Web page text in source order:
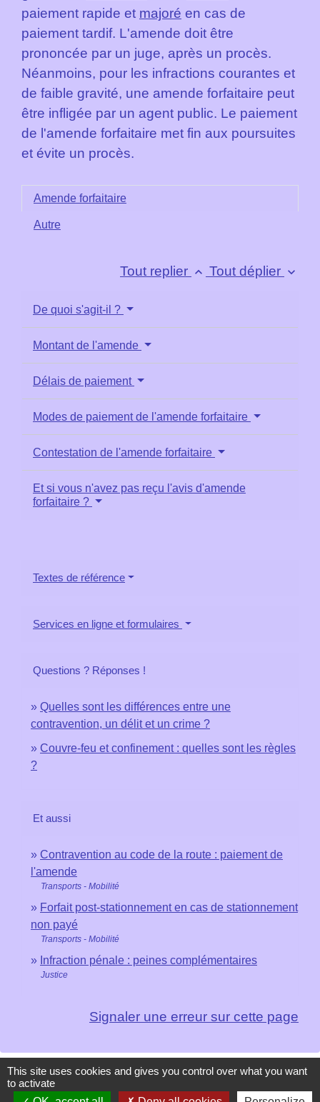
paiement rapide et majoré en cas de
paiement tardif. L'amende doit être
prononcée par un juge, après un procès.
Néanmoins, pour les infractions courantes et
de faible gravité, une amende forfaitaire peut
être infligée par un agent public. Le paiement
de l'amende forfaitaire met fin aux poursuites
et évite un procès.
Amende forfaitaire
Autre
Tout replier keyboard_arrow_up Tout déplier keyboard_arrow_down
De quoi s'agit-il ?
Montant de l'amende
Délais de paiement
Modes de paiement de l'amende forfaitaire
Contestation de l'amende forfaitaire
Et si vous n'avez pas reçu l'avis d'amende
forfaitaire ?
Textes de référence
Services en ligne et formulaires
Questions ? Réponses !
Quelles sont les différences entre une
contravention, un délit et un crime ?
Couvre-feu et confinement : quelles sont les règles
?
Et aussi
Contravention au code de la route : paiement de
l'amende
Transports - Mobilité
Forfait post-stationnement en cas de stationnement
non payé
Transports - Mobilité
Infraction pénale : peines complémentaires
Justice
Signaler une erreur sur cette page
Contacts
This site uses cookies and gives you control over what you want
to activate